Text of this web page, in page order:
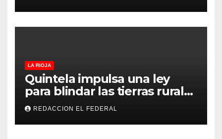
LA RIOJA
Quintela impulsa una ley
para blindar las tierras rurales
de La Rioja: cuáles son los
principales puntos
REDACCION EL FEDERAL